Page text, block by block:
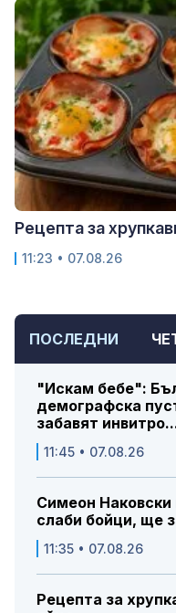
ПОСЛЕДНИ
"Искам бебе":
демографска
забавят
11:45 • 07.08.26
Симеон Наковски
слаби бойци, ще
11:35 • 07.08.26
Рецепта за
Рецепта за
11:23 • 07.08.26